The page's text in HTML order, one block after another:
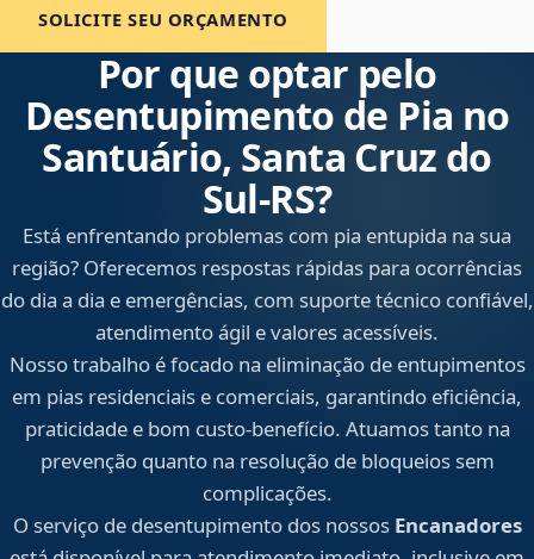
SOLICITE SEU ORÇAMENTO
Por que optar pelo
Desentupimento de Pia no
Santuário, Santa Cruz do
Sul‑RS?
Está enfrentando problemas com pia entupida na sua
região? Oferecemos respostas rápidas para ocorrências
do dia a dia e emergências, com suporte técnico confiável,
atendimento ágil e valores acessíveis.
Nosso trabalho é focado na eliminação de entupimentos
em pias residenciais e comerciais, garantindo eficiência,
praticidade e bom custo-benefício. Atuamos tanto na
prevenção quanto na resolução de bloqueios sem
complicações.
O serviço de desentupimento dos nossos Encanadores